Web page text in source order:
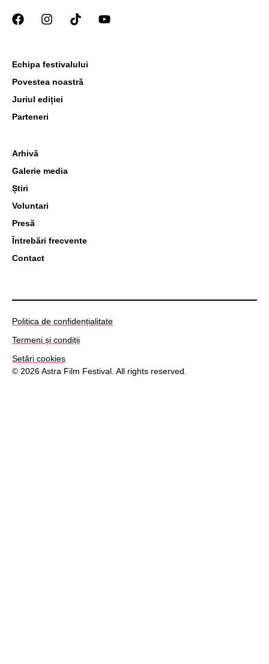
Arhivă
Galerie media
Știri
Voluntari
Presă
Întrebări frecvente
Contact
Echipa festivalului
Povestea noastră
Juriul ediției
Parteneri
Politica de confidențialitate
Termeni și condiții
Setări cookies
© 2026 Astra Film Festival. All rights reserved.